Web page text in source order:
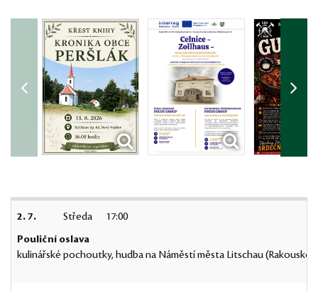
2. 7. Středa
17:00
Pouliční oslava
kulinářské pochoutky, hudba na Náměstí města Litschau (Rakousko)